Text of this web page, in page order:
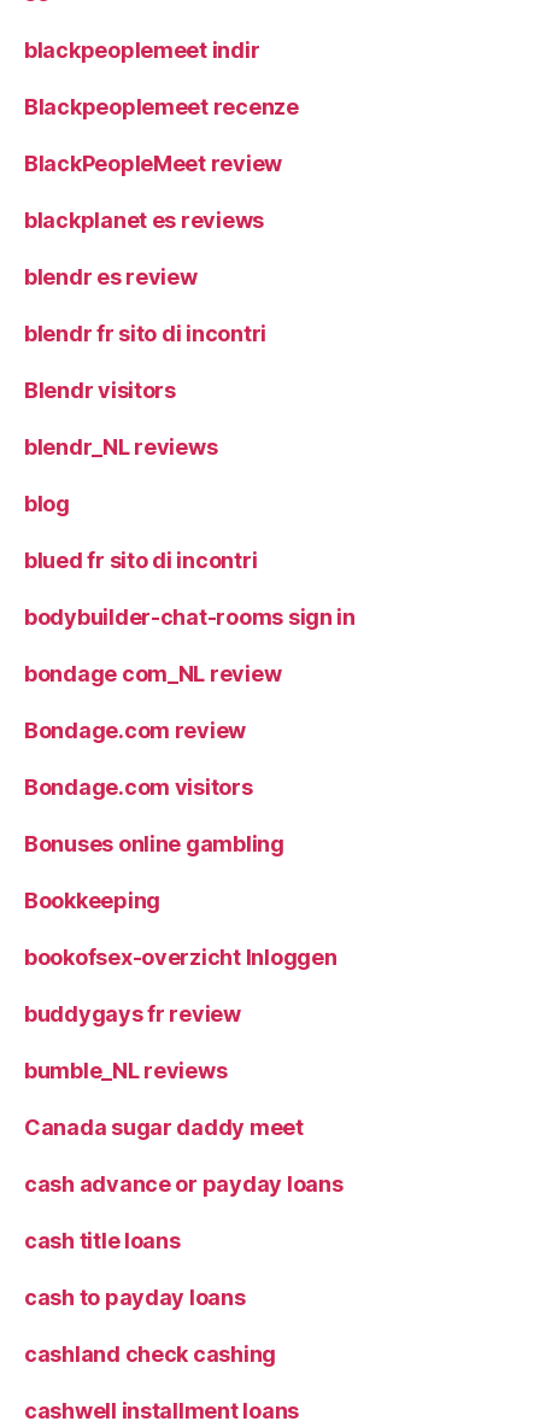
blackpeoplemeet indir
Blackpeoplemeet recenze
BlackPeopleMeet review
blackplanet es reviews
blendr es review
blendr fr sito di incontri
Blendr visitors
blendr_NL reviews
blog
blued fr sito di incontri
bodybuilder-chat-rooms sign in
bondage com_NL review
Bondage.com review
Bondage.com visitors
Bonuses online gambling
Bookkeeping
bookofsex-overzicht Inloggen
buddygays fr review
bumble_NL reviews
Canada sugar daddy meet
cash advance or payday loans
cash title loans
cash to payday loans
cashland check cashing
cashwell installment loans